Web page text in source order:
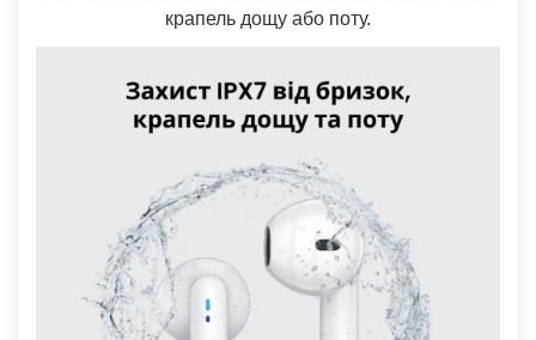
крапель дощу або поту.